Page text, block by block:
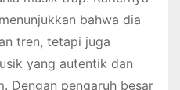
bahwa dia
tren, tetapi juga
yang autentik dan
Dengan pengaruh besar